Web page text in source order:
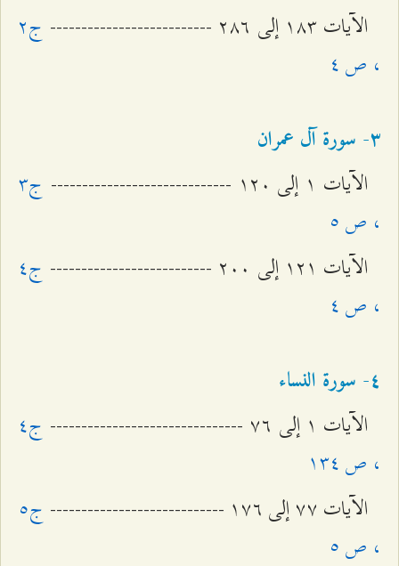
الآيات ۱۸٣ إلى ٢۸٦ --------------------------
ج٢
، ص ٤
٣- سورة آل عمران
الآيات ۱ إلى ۱٢۰ -----------------------------
ج٣
، ص ٥
الآيات ۱٢۱ إلى ٢۰۰ --------------------------
ج٤
، ص ٤
٤- سورة النساء
الآيات ۱ إلى ۷٦ -------------------------------
ج٤
، ص ۱٣٤
الآيات ۷۷ إلى ۱۷٦ ----------------------------
ج٥
، ص ٥